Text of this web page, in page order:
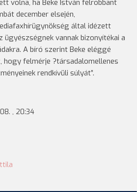
volna, ha Beke István felrobbant
december elsején,
által idézett
ügyészségnek vannak bizonyítékai a
A bíró szerint Beke eléggé
hogy felmérje ?társadalomellenes
rendkívüli súlyát”.
, 20:34